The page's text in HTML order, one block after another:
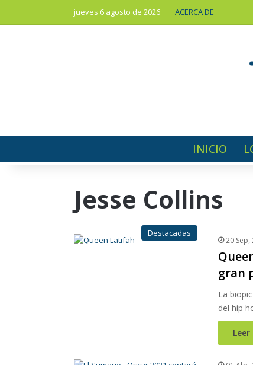
jueves 6 agosto de 2026 ACERCA DE
INICIO
Jesse Collins
Destacadas
20 Sep,
gran
La
del hip
Leer